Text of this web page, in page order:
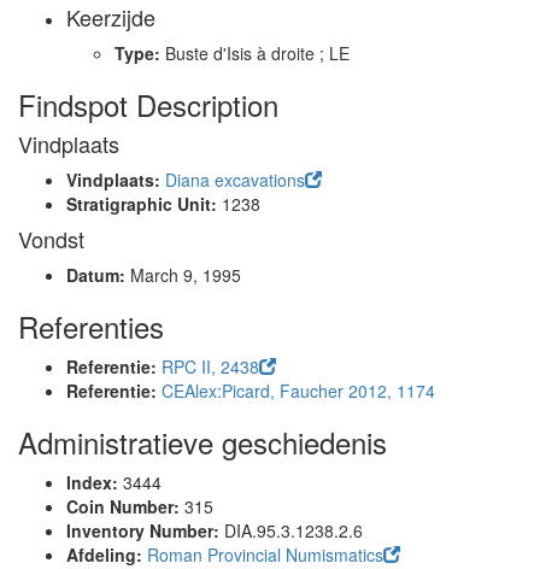
Keerzijde
Type: Buste d'Isis à droite ; LE
Findspot Description
Vindplaats
Vindplaats: Diana excavations
Stratigraphic Unit: 1238
Vondst
Datum: March 9, 1995
Referenties
Referentie: RPC II, 2438
Referentie: CEAlex:Picard, Faucher 2012, 1174
Administratieve geschiedenis
Index: 3444
Coin Number: 315
Inventory Number: DIA.95.3.1238.2.6
Afdeling: Roman Provincial Numismatics